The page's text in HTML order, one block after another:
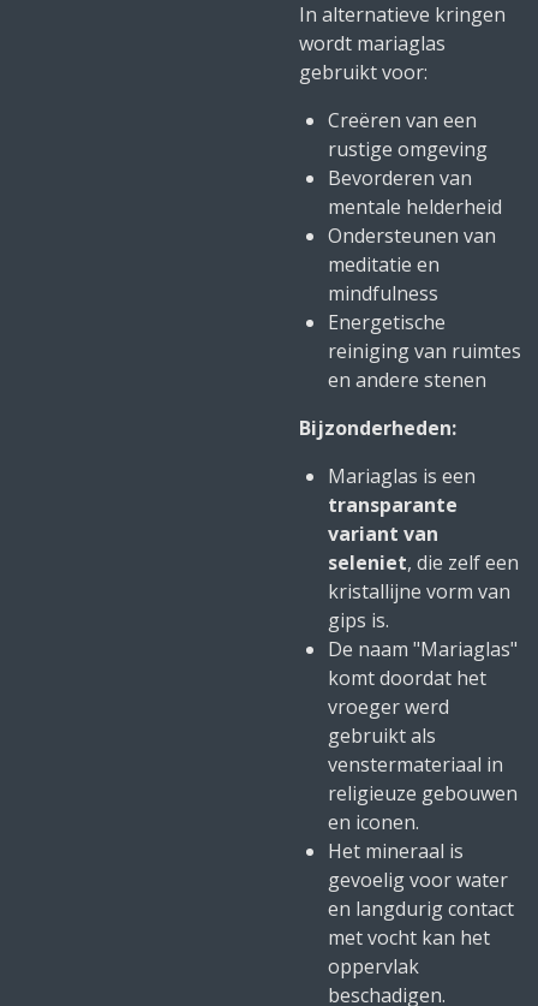
In alternatieve kringen
wordt mariaglas
gebruikt voor:
Creëren van een
rustige omgeving
Bevorderen van
mentale helderheid
Ondersteunen van
meditatie en
mindfulness
Energetische
reiniging van ruimtes
en andere stenen
Bijzonderheden:
Mariaglas is een
transparante
variant van
seleniet, die zelf een
kristallijne vorm van
gips is.
De naam "Mariaglas"
komt doordat het
vroeger werd
gebruikt als
venstermateriaal in
religieuze gebouwen
en iconen.
Het mineraal is
gevoelig voor water
en langdurig contact
met vocht kan het
oppervlak
beschadigen.